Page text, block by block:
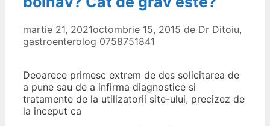
martie 21, 2021octombrie 15, 2015 de Dr Ditoiu,
gastroenterolog 0758751841
Deoarece primesc extrem de des solicitarea de
a pune sau de a infirma diagnostice si
tratamente de la utilizatorii site-ului, precizez de
la inceput ca